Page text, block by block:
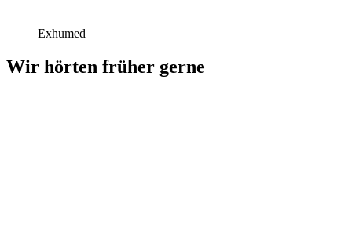
Exhumed
Wir hörten früher gerne